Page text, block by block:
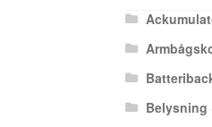
Belysning